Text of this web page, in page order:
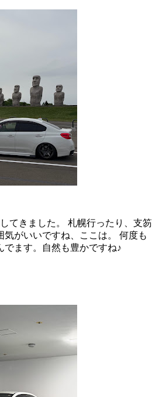
てきました。 札幌行ったり、支笏
気がいいですね、ここは。 何度も
でます。自然も豊かですね♪